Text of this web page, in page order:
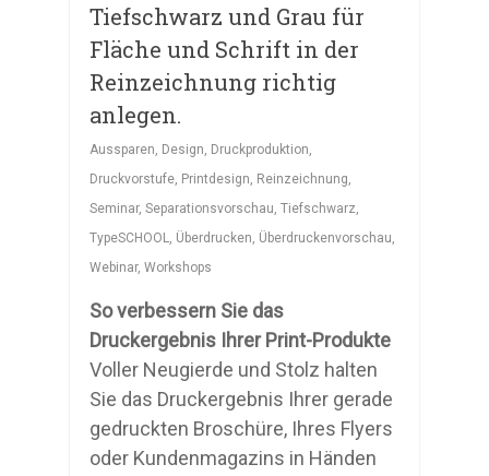
Tiefschwarz und Grau für
Fläche und Schrift in der
Reinzeichnung richtig
anlegen.
Aussparen Design Druckproduktion
Druckvorstufe Printdesign Reinzeichnung
Seminar, Separationsvorschau Tiefschwarz
TypeSCHOOL
Überdrucken Überdruckenvorschau
Webinar, Workshops
So verbessern Sie das
Druckergebnis Ihrer Print-Produkte
Voller Neugierde und Stolz halten
Sie das Druckergebnis Ihrer gerade
gedruckten Broschüre, Ihres Flyers
oder Kundenmagazins in Händen